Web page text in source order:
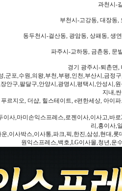
과천시-
부천시-고강동, 대장동,
동두천시-걸산동, 광암동, 상패동, 생
파주시-교하동, 금촌동, 문
경기 광주시-퇴촌면,
,군포,수원,의왕,부천,부평,인천,부산시,금
안구,팔달구,안양시,광명시,평택시,안성시,
지내,
르지오, 더샵, 힐스테이트, e편한세상, 아이
이사,마미손익스프레스,로젠이사,이사고,바
리,홍이사,
,이사박스,이사통,파크,픽,한진,삼성,현대,
원익스프레스,백호,LG이사몰,청년,운